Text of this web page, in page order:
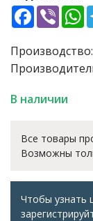
Facebook
Viber
Производство:
В наличии
Все товары
Возможны
Чтобы узнать